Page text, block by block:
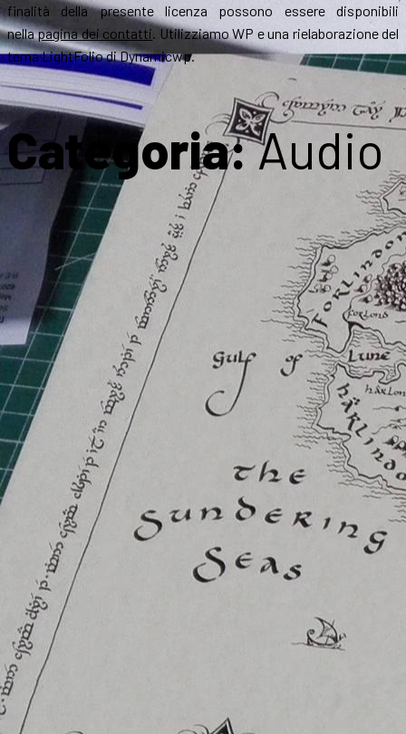
finalità della presente licenza possono essere disponibili
nellapagina dei contatti. Utilizziamo WP e una rielaborazione del
tema LightFolio di Dynamicwp.
Categoria:Audio